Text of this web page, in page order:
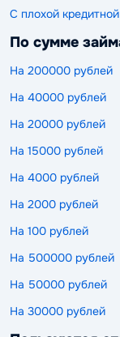
С плохой
По сумме
На 200000 рублей
На 40000 рублей
На 20000 рублей
На 15000 рублей
На 4000 рублей
На 2000 рублей
На 100 рублей
На 500000 рублей
На 50000 рублей
На 30000 рублей